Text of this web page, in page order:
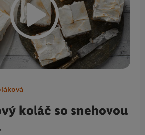
koláč so snehovou